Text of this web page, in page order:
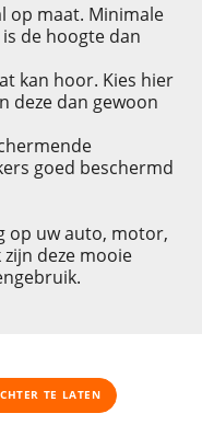
op maat. Minimale
de hoogte dan
kan hoor. Kies hier
deze dan gewoon
goed beschermd
op uw auto, motor,
deze mooie
TE LATEN